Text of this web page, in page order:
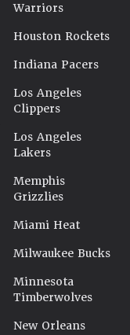
Warriors
Houston Rockets
Indiana Pacers
Los Angeles
Clippers
Los Angeles
Lakers
Memphis
Grizzlies
Miami Heat
Milwaukee Bucks
Minnesota
Timberwolves
New Orleans